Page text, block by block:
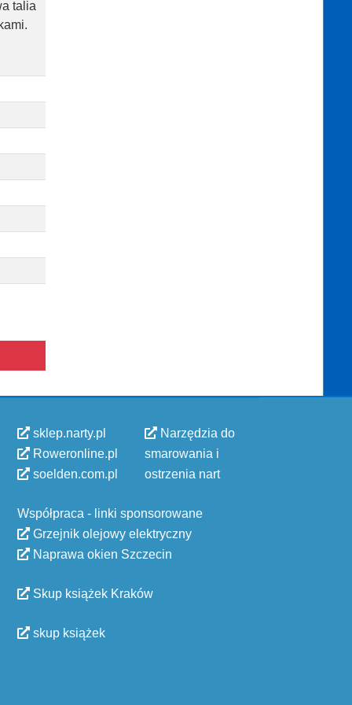
talia
sklep.narty.pl
Roweronline.pl
soelden.com.pl
Narzędzia do
smarowania i
ostrzenia nart
Współpraca - linki sponsorowane
Grzejnik olejowy elektryczny
Naprawa okien Szczecin
Skup książek Kraków
skup książek